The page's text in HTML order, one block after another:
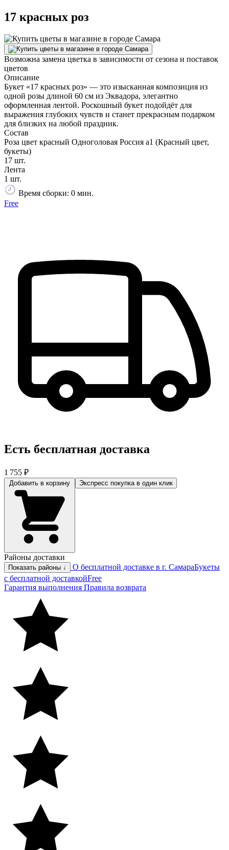
17 красных роз
Возможна замена цветка в зависимости от сезона и поставок
цветов
Описание
Букет «17 красных роз» — это изысканная композиция из
одной розы длиной 60 см из Эквадора, элегантно
оформленная лентой. Роскошный букет подойдёт для
выражения глубоких чувств и станет прекрасным подарком
для близких на любой праздник.
Состав
Роза цвет красный Одноголовая Россия а1 (Красный цвет,
букеты)
17 шт.
Лента
1 шт.
Время сборки: 0 мин.
Free
Есть бесплатная доставка
1 755 ₽
Экспресс покупка в один клик
Районы доставки
Показать районы ↓ О бесплатной доставке в г. СамараБукеты
с бесплатной доставкойFree
Гарантия выполнения Правила возврата